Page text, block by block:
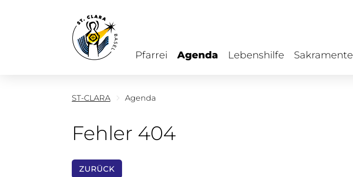
Pfarrei Agenda Lebenshilfe Sakramente
ST-CLARA Agenda
Fehler 404
ZURÜCK